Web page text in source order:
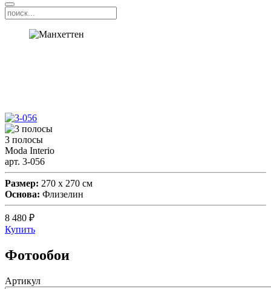
3 полосы
Moda Interio
арт. 3-056
Размер: 270 х 270 см
Основа: Флизелин
8 480 ₽
Купить
Фотообои
Артикул